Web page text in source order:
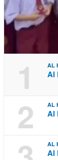
1 AL
Al
2 AL
Al
AL
Al